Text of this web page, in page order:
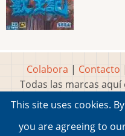
Colabora | Contacto |
Todas las marcas
respectivos
Idea, página,
2001-2026
This site uses cookies.
you are agreeing to